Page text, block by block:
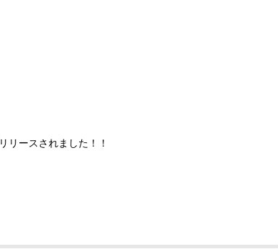
リースされました！！